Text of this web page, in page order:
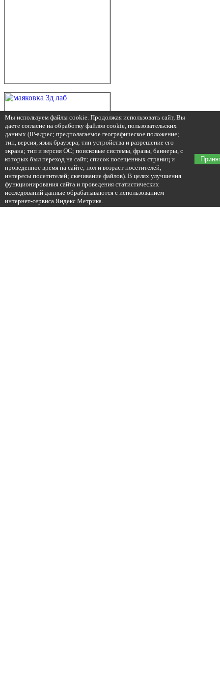
Мы используем файлы cookie. Продолжая использовать сайт, Вы
даете согласие на обработку файлов cookie, пользовательских
данных (IP-адрес; предполагаемое географическое положение;
тип, версия, язык браузера; тип устройства и разрешение его
экрана; тип и версия ОС; поисковые системы, фразы, баннеры, с
которых был переход на сайт; список посещенных страниц и
проведенное время на сайте; пол и возраст посетителей;
интересы посетителей; скачивание файлов). В целях улучшения
функционирования сайта и проведения статистических
исследований данные обрабатываются с использованием
интернет-сервиса Яндекс Метрика.